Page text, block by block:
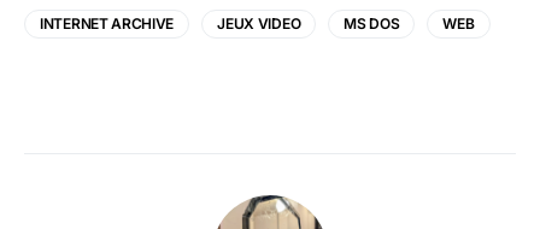
INTERNET ARCHIVE JEUX VIDEO MS DOS WEB